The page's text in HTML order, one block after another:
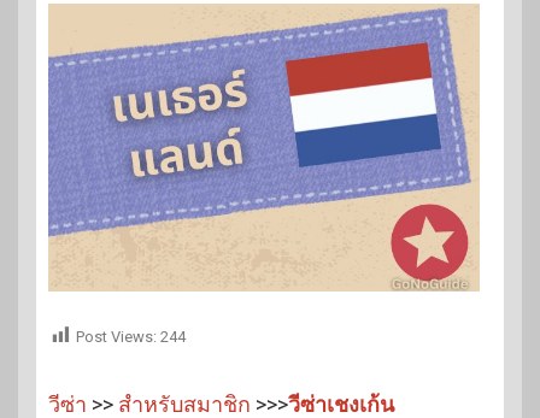
Post Views: 244
วีซ่า >> สำหรับสมาชิก >>>วีซ่าเชงเก้น